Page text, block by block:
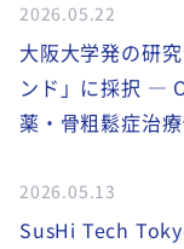
2026.05.22
大阪大学発の研
ンド」に採択 ―
薬・骨粗鬆症治
2026.05.13
SusHi Tech